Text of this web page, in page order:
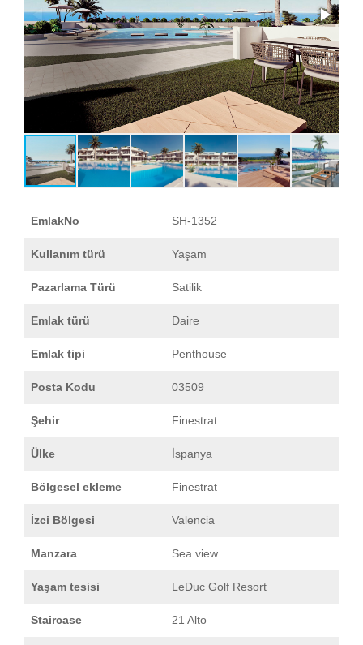
EmlakNo SH-1352
Kullanım türü Yaşam
Pazarlama Türü Satilik
Emlak türü Daire
Emlak tipi Penthouse
Posta Kodu 03509
Şehir Finestrat
Ülke İspanya
Bölgesel ekleme Finestrat
İzci Bölgesi Valencia
Manzara Sea view
Yaşam tesisi LeDuc Golf Resort
Staircase 21 Alto